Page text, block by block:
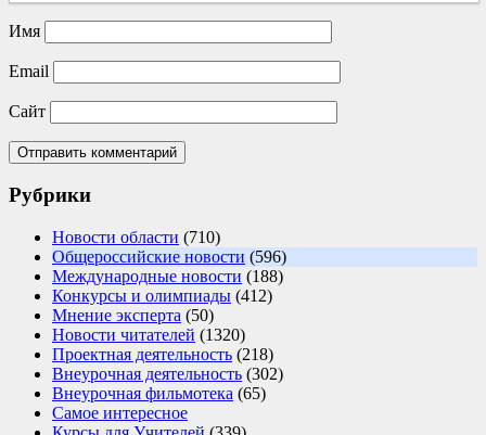
Имя
Email
Сайт
Рубрики
Новости области (710)
Общероссийские новости (596)
Международные новости (188)
Конкурсы и олимпиады (412)
Мнение эксперта (50)
Новости читателей (1320)
Проектная деятельность (218)
Внеурочная деятельность (302)
Внеурочная фильмотека (65)
Самое интересное